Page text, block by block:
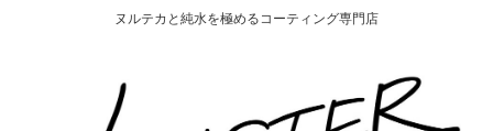
ヌルテカと純水を極めるコーティング専門店